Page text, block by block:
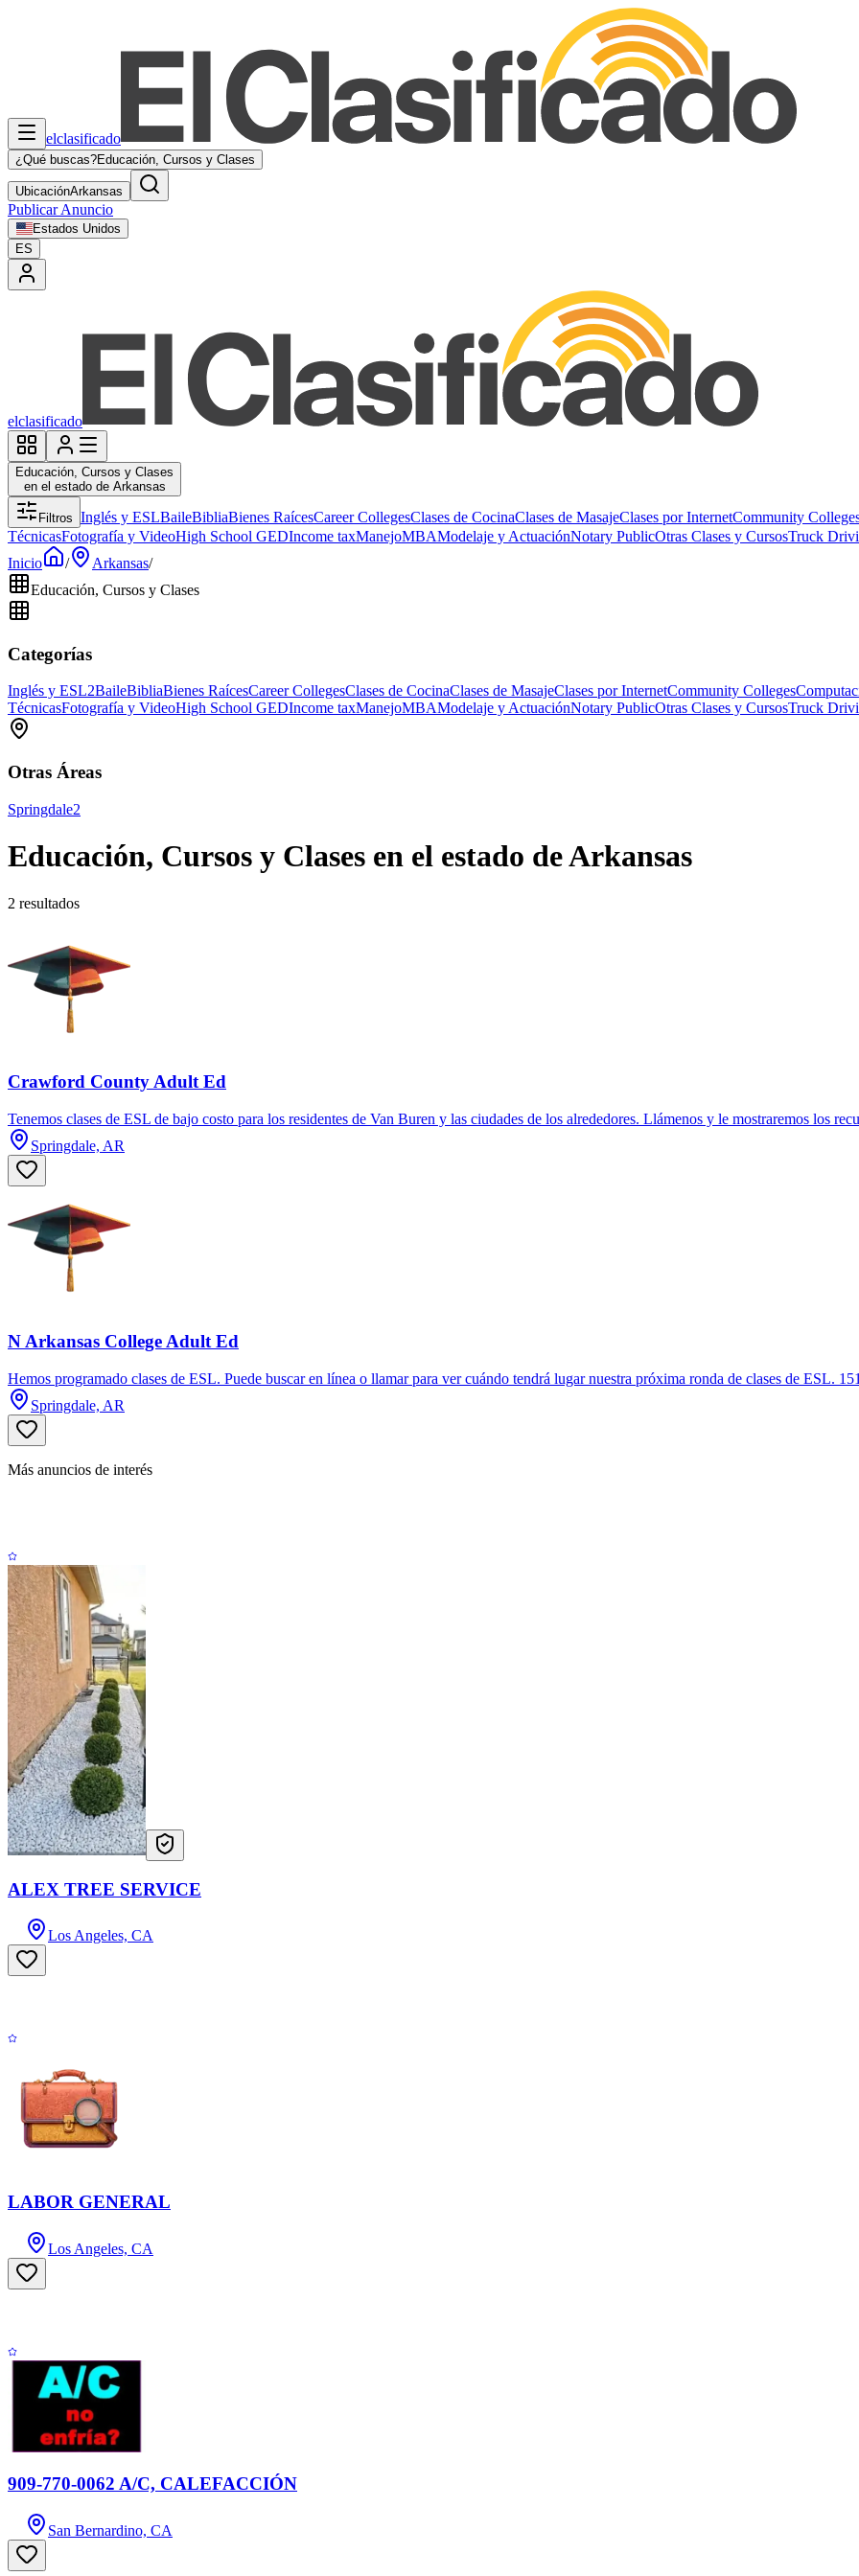
elclasificado
¿Qué buscas?Educación, Cursos y Clases
UbicaciónArkansas
Publicar Anuncio
Estados Unidos
ES
elclasificado
Educación, Cursos y Clases
en el estado de Arkansas
Filtros Inglés y ESLBaileBibliaBienes RaícesCareer CollegesClases de CocinaClases de MasajeClases por InternetCommunity
TécnicasFotografía y VideoHigh School GEDIncome taxManejoMBAModelaje y ActuaciónNotary PublicOtras Clases y CursosTruck
Inicio
/ Arkansas/
Educación, Cursos y Clases
Categorías
Inglés y ESL2BaileBibliaBienes RaícesCareer CollegesClases de CocinaClases de MasajeClases por InternetCommunity Colleges
TécnicasFotografía y VideoHigh School GEDIncome taxManejoMBAModelaje y ActuaciónNotary PublicOtras Clases y CursosTruck
Otras Áreas
Springdale2
Educación, Cursos y Clases en el estado de Arkansas
2 resultados
Crawford County Adult Ed
Tenemos clases de ESL de bajo costo para los residentes de Van Buren y las ciudades de los alrededores. Llámenos y le mostraremos los
Springdale, AR
N Arkansas College Adult Ed
Hemos programado clases de ESL. Puede buscar en línea o llamar para ver cuándo tendrá lugar nuestra próxima ronda de clases de ESL.
Springdale, AR
Más anuncios de interés
ALEX TREE SERVICE
Los Angeles, CA
LABOR GENERAL
Los Angeles, CA
909-770-0062 A/C, CALEFACCIÓN
San Bernardino, CA